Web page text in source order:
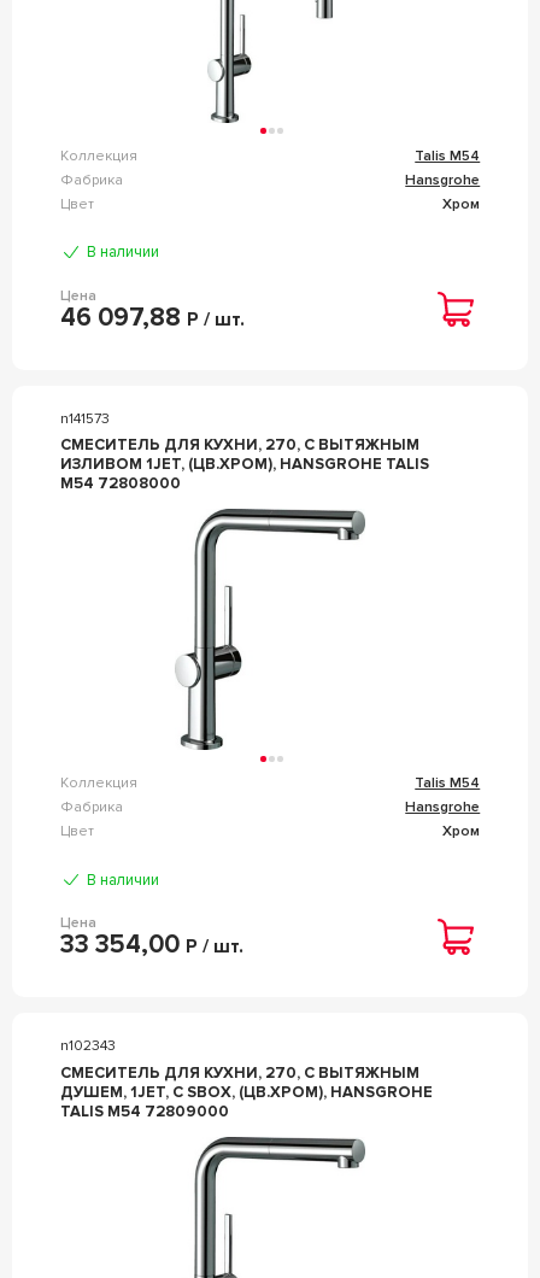
Коллекция
Talis M54
Фабрика
Hansgrohe
Цвет
Хром
В наличии
Цена
46 097,88 Р / шт.
n141573
СМЕСИТЕЛЬ ДЛЯ КУХНИ, 270, С ВЫТЯЖНЫМ
ИЗЛИВОМ 1JET, (ЦВ.ХРОМ), HANSGROHE TALIS
M54 72808000
Коллекция
Talis M54
Фабрика
Hansgrohe
Цвет
Хром
В наличии
Цена
33 354,00 Р / шт.
n102343
СМЕСИТЕЛЬ ДЛЯ КУХНИ, 270, С ВЫТЯЖНЫМ
ДУШЕМ, 1JET, С SBOX, (ЦВ.ХРОМ), HANSGROHE
TALIS M54 72809000